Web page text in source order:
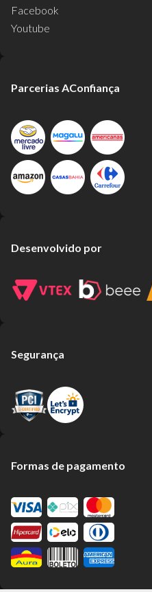
Facebook
Youtube
Parcerias AConfiança
Desenvolvido por
Segurança
Formas de pagamento